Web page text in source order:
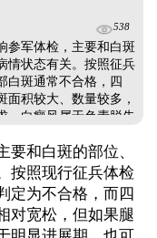
538
参军体检，主要和白斑
情状态有关。按照征兵
白斑通常不合格，四
面积较大、数量较多，
。白癜风属于色素脱失
响体检结果，不建议
军前尽早进行规范治
争取达到体检合格标
。...
要和白斑的部位、
按照现行征兵体检
定为不合格，而四
对宽松，但如果腿